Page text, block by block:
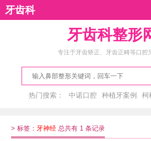
牙齿科整形
专注于牙齿矫正、牙齿正畸等口腔
热门搜索： 中诺口腔 种植牙案例 柯
牙齿科
>标签： 牙神经 总共有 1 条记录